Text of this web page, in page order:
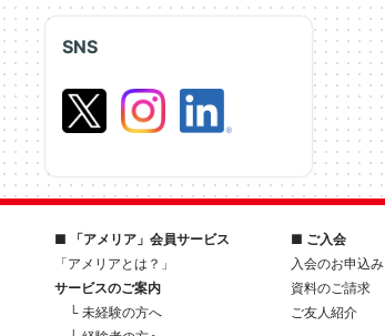
SNS
■ 「アメリア」会員サービス
「アメリアとは？」
サービスのご案内
└ 未経験の方へ
■ ご入会
入会のお申込み
資料のご請求
ご友人紹介